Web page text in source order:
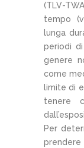
(TLV-
tempo
lunga
periodi
genere
come
limite di
tenere
Per
prendere